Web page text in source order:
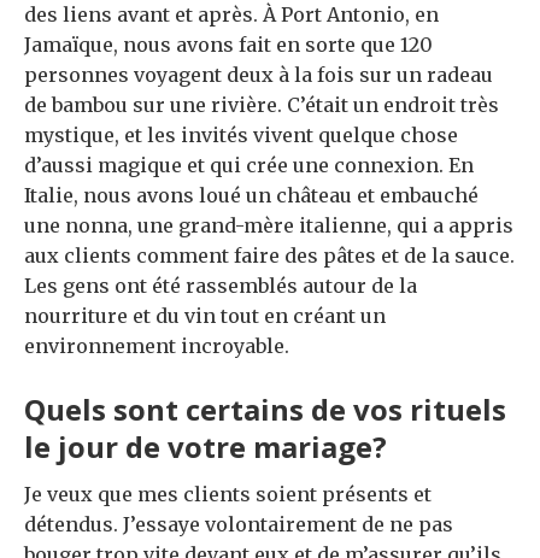
des liens avant et après. À Port Antonio, en
Jamaïque, nous avons fait en sorte que 120
personnes voyagent deux à la fois sur un radeau
de bambou sur une rivière. C’était un endroit très
mystique, et les invités vivent quelque chose
d’aussi magique et qui crée une connexion. En
Italie, nous avons loué un château et embauché
une nonna, une grand-mère italienne, qui a appris
aux clients comment faire des pâtes et de la sauce.
Les gens ont été rassemblés autour de la
nourriture et du vin tout en créant un
environnement incroyable.
Quels sont certains de vos rituels
le jour de votre mariage?
Je veux que mes clients soient présents et
détendus. J’essaye volontairement de ne pas